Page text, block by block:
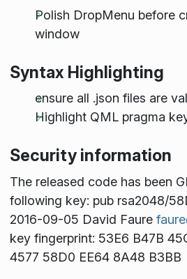
Polish DropMenu before
window
Syntax Highlighting
ensure all .json files are
Highlight QML pragma
Security information
The released code has been
following key: pub rsa2048/
2016-09-05 David Faure
key fingerprint: 53E6 B47B
4577 58D0 EE64 8A48 B3BB